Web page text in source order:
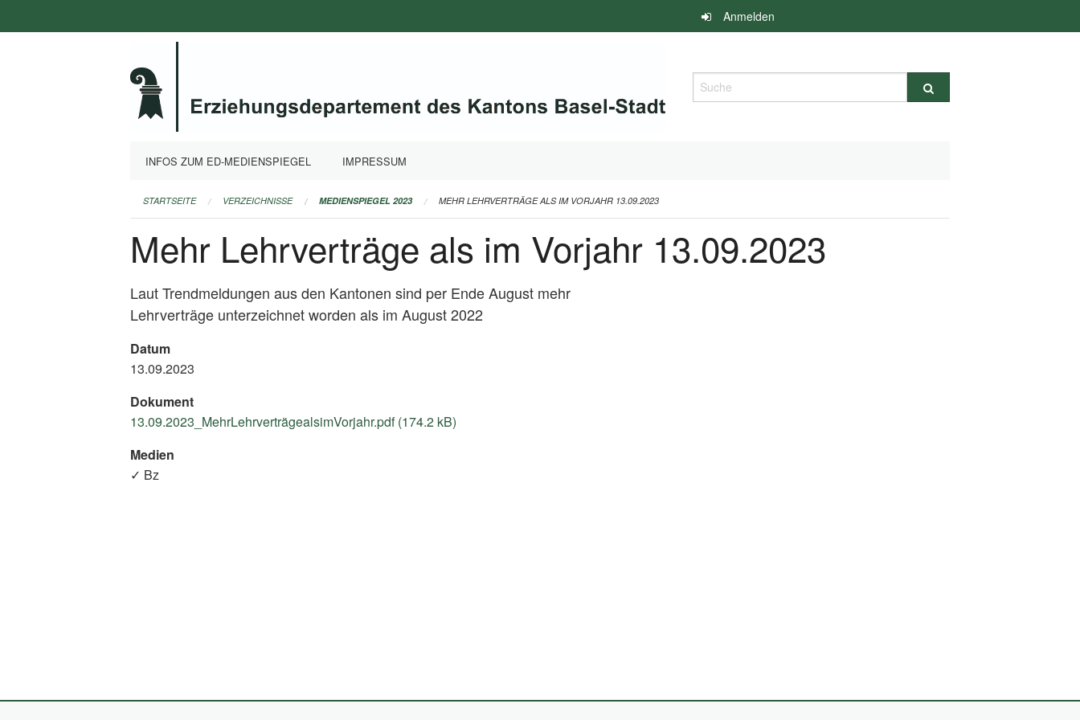
überspringen
Anmelden
Suche
INFOS ZUM ED-MEDIENSPIEGEL IMPRESSUM
STARTSEITE VERZEICHNISSE MEDIENSPIEGEL 2023 MEHR LEHRVERTRÄGE ALS IM VORJAHR 13.09.2023
Mehr Lehrverträge als im Vorjahr 13.09.2023
Laut Trendmeldungen aus den Kantonen sind per Ende August mehr
Lehrverträge unterzeichnet worden als im August 2022
Datum
13.09.2023
Dokument
13.09.2023_MehrLehrverträgealsimVorjahr.pdf (174.2 kB)
Medien
✓ Bz